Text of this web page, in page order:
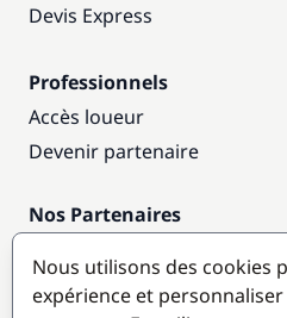
Devis Express
Professionnels
Accès loueur
Devenir partenaire
Nos Partenaires
Nous utilisons des cookies
expérience et